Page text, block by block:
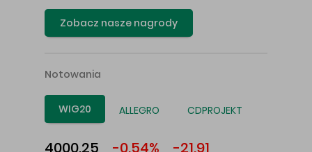
Zobacz nasze nagrody
Notowania
WIG20 ALLEGRO CDPROJEKT
4000.25 -0.54% -21.91